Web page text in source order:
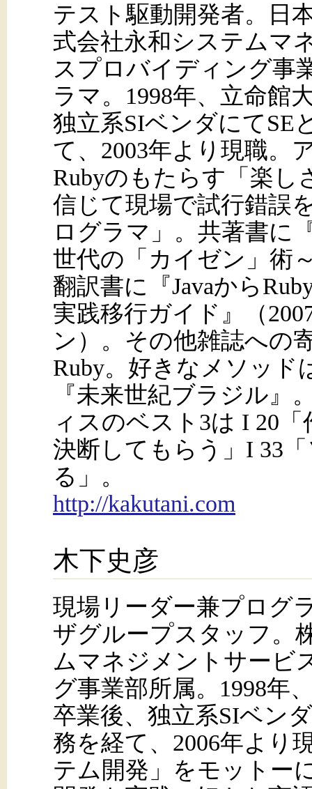
テスト駆動開発者。日
式会社永和システムマ
スプロバイディング事
ラマ。1998年、立命館
独立系SIベンダにてSE
て、2003年より現職。
Rubyのもたらす「楽し
信じて現場で試行錯誤
ログラマ」。共著書に
世代の「カイゼン」術
翻訳書に『Javaから
実践移行ガイド』（
ン）。その他雑誌への
Ruby。好きなメソッド
『未来世紀ブラジル』
ィスのベスト3は I 20
決断してもらう」I 33
る」。
http://kakutani.com
木下史彦
現場リーダー兼プログ
ザグループスタッフ。
ムマネジメントサービ
グ事業部所属。1998年
卒業後、独立系SIベン
務を経て、2006年より
テム開発」をモットー